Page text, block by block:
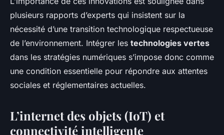
plusieurs rapports d’experts qui insistent sur la
nécessité d’une transition technologique respectueuse
de l’environnement. Intégrer les technologies vertes
dans les stratégies numériques s’impose donc comme
une condition essentielle pour répondre aux attentes
sociales et réglementaires actuelles.
L’internet des objets (IoT) et
connectivité intelligente